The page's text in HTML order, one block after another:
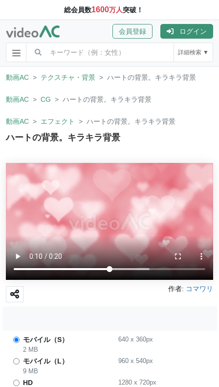
総会員数1600万人突破！
会員登録 ログイン
詳細検索 ▼
動画AC テクスチャ・背景 ハートの背景。キラキラ背景
動画AC CG ハートの背景。キラキラ背景
動画AC エフェクト ハートの背景。キラキラ背景
ハートの背景。キラキラ背景
作者: コマワリ
モバイル（S） 640x 360px
2 MB
モバイル（L） 960x 540px
9 MB
HD 1280x 720px